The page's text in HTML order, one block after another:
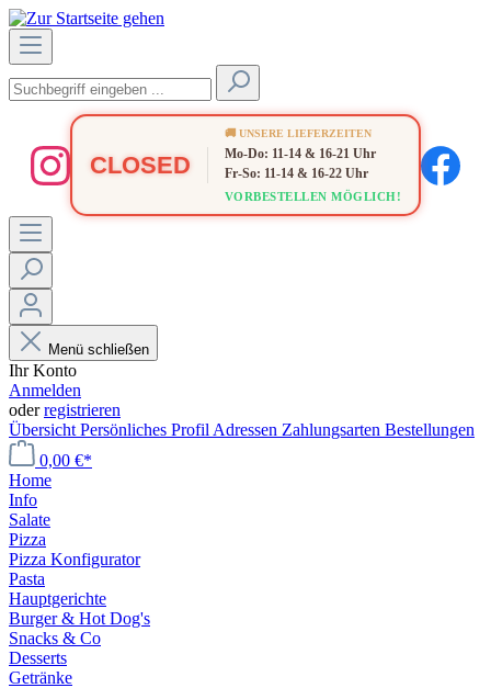
CLOSED
🚚 UNSERE LIEFERZEITEN
Mo-Do: 11-14 & 16-21 Uhr
Fr-So: 11-14 & 16-22 Uhr
VORBESTELLEN MÖGLICH!
Menü schließen
Ihr Konto
Anmelden
oderregistrieren
Übersicht Persönliches Profil Adressen Zahlungsarten Bestellungen
0,00 €*
Home
Info
Salate
Pizza
Pizza Konfigurator
Pasta
Hauptgerichte
Burger & Hot Dog's
Snacks & Co
Desserts
Getränke